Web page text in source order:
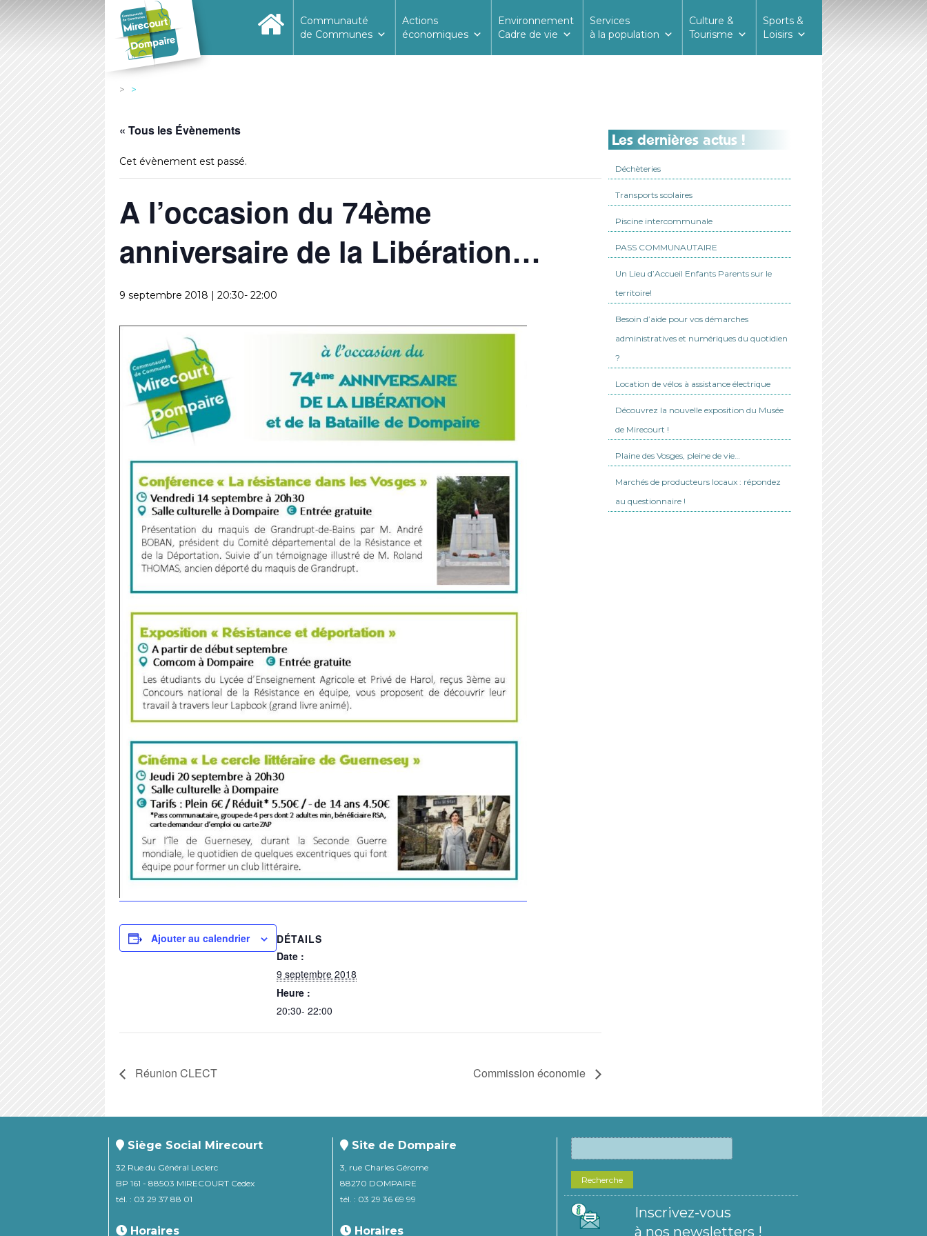
Communauté
de Communes
Actions
économiques
Environnement
Cadre de vie
Services
à la population
Culture &
Tourisme
Sports &
Loisirs
« Tous les Évènements
Cet évènement est passé.
A l’occasion du 74ème
anniversaire de la Libération…
9 septembre 2018 | 20:30- 22:00
Ajouter au calendrier
DÉTAILS
Date :
9 septembre 2018
Heure :
20:30- 22:00
Réunion CLECT Commission économie
Les dernières actus !
Déchèteries
Transports scolaires
Piscine intercommunale
PASS COMMUNAUTAIRE
Un Lieu d’Accueil Enfants Parents sur le
territoire!
Besoin d’aide pour vos démarches
administratives et numériques du quotidien
?
Location de vélos à assistance électrique
Découvrez la nouvelle exposition du Musée
de Mirecourt !
Plaine des Vosges, pleine de vie…
Marchés de producteurs locaux : répondez
au questionnaire !
Siège Social Mirecourt
32 Rue du Général Leclerc
BP 161 - 88503 MIRECOURT Cedex
tél. : 03 29 37 88 01
Horaires
Site de Dompaire
3, rue Charles Gérome
88270 DOMPAIRE
tél. : 03 29 36 69 99
Horaires
Recherche
Inscrivez-vous
à nos newsletters !